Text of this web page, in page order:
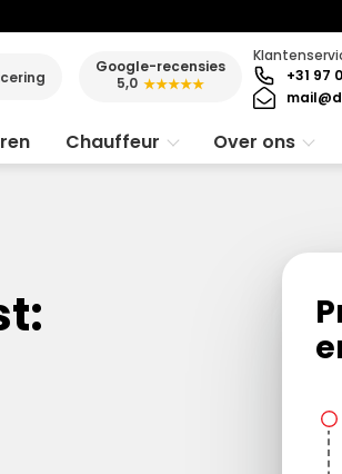
Google-recensies
5,0 ★★★★★
+31 97
Chauffeur Over ons